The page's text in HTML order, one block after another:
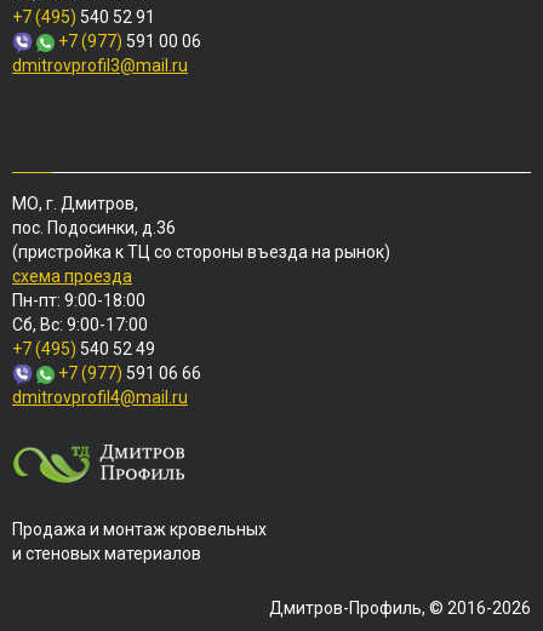
+7 (495) 540 52 91
+7 (977) 591 00 06
dmitrovprofil3@mail.ru
МО, г. Дмитров,
пос. Подосинки, д.36
(пристройка к ТЦ со стороны въезда на рынок)
схема проезда
Пн-пт: 9:00-18:00
Сб, Вс: 9:00-17:00
+7 (495) 540 52 49
+7 (977) 591 06 66
dmitrovprofil4@mail.ru
Продажа и монтаж кровельных
и стеновых материалов
Дмитров-Профиль, © 2016-2026